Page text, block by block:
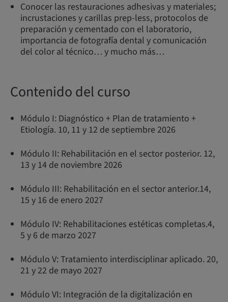
Conocer las restauraciones adhesivas y materiales;
incrustaciones y carillas prep-less, protocolos de
preparación y cementado con el laboratorio,
importancia de fotografía dental y comunicación
del color al técnico… y mucho más…
Contenido del curso
Módulo I: Diagnóstico + Plan de tratamiento +
Etiología. 10, 11 y 12 de septiembre 2026
Módulo II: Rehabilitación en el sector posterior. 12,
13 y 14 de noviembre 2026
Módulo III: Rehabilitación en el sector anterior.14,
15 y 16 de enero 2027
Módulo IV: Rehabilitaciones estéticas completas.4,
5 y 6 de marzo 2027
Módulo V: Tratamiento interdisciplinar aplicado. 20,
21 y 22 de mayo 2027
Módulo VI: Integración de la digitalización en